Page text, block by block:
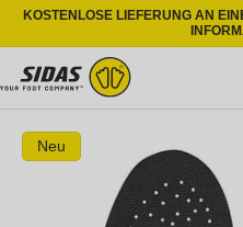
Direkt zum Inhalt
KOSTENLOSE LIEFERUNG AN
Neu